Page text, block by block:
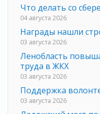
Что делать со
04 августа 2026
Награды нашли
03 августа 2026
Ленобласть
труда в ЖКХ
03 августа 2026
Поддержка
03 августа 2026